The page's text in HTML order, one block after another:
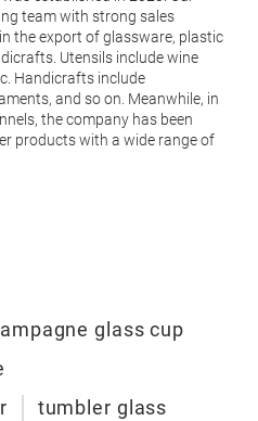
team with strong sales
the export of glassware, plastic
Utensils include wine
Handicrafts include
and so on. Meanwhile, in
the company has been
products with a wide range of
glass cup
tumbler glass